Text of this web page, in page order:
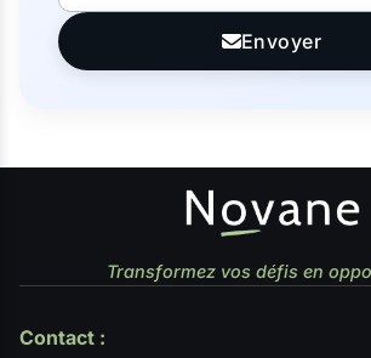
Envoyer
Transformez vos défis en
Contact :